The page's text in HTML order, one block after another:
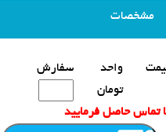
مشخصات
واحد
سفارش
تومان
تماس حاصل فرمایید